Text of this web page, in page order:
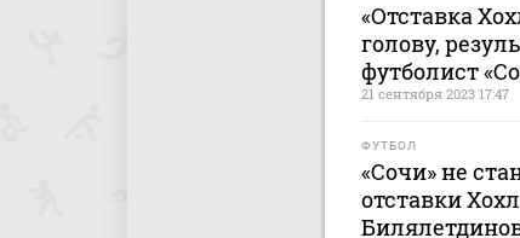
«Отставка
голову,
футболист
21 сентября 2023 17:47
ФУТБОЛ
«Сочи» не
отставки